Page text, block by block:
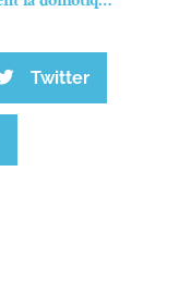
Twitter